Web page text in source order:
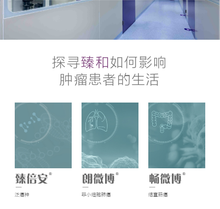
探寻臻和如何影响
肿瘤患者的生活
泛癌种 非小细胞肺癌 结直肠癌